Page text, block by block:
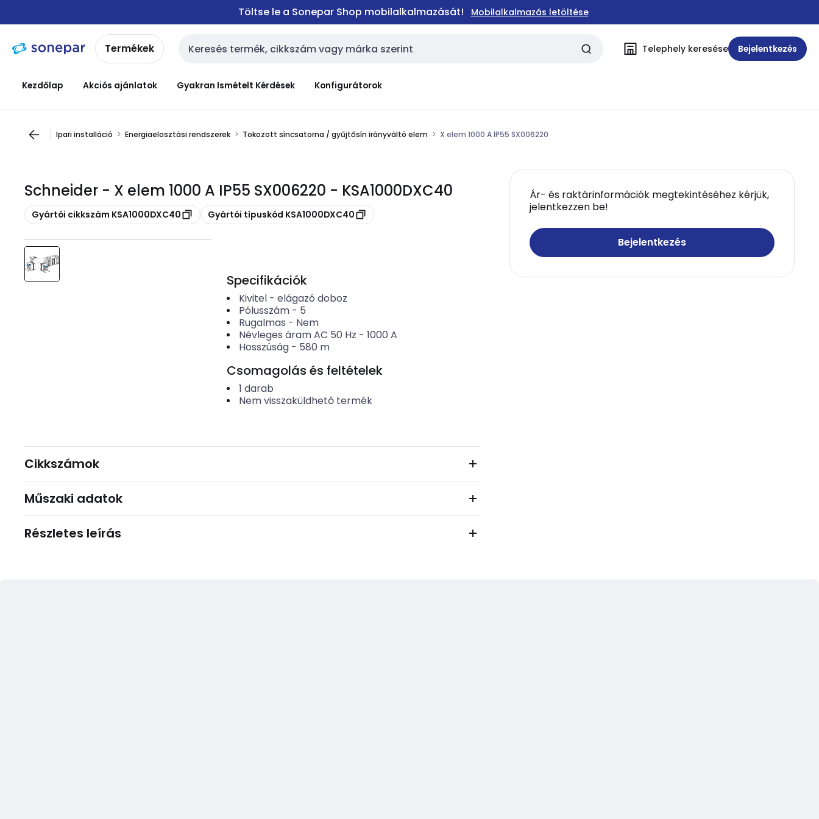
navigációhoztartalomra
Töltse le a Sonepar Shop mobilalkalmazását! Mobilalkalmazás letöltése
Termékek Keresési bemenet Telephely keresése Bejelentkezés
Kezdőlap Akciós ajánlatok Gyakran Ismételt Kérdések Konfigurátorok
Ipari installáció Energiaelosztási rendszerek Tokozott síncsatorna / gyűjtősín irányváltó elem X elem 1000 A IP55 SX006220
Schneider - X elem 1000 A IP55 SX006220 - KSA1000DXC40
Másolás
Gyártói cikkszám KSA1000DXC40 Másolás
Gyártói típuskód KSA1000DXC40
Ár- és raktárinformációk megtekintéséhez kérjük,
jelentkezzen be!
Bejelentkezés
Specifikációk
Kivitel- elágazó doboz
Pólusszám- 5
Rugalmas - Nem
Névleges áram AC 50 Hz - 1000 A
Hosszúság- 580 m
Csomagolás és feltételek
1 darab
Nem visszaküldhető termék
Cikkszámok
Műszaki adatok
Részletes leírás